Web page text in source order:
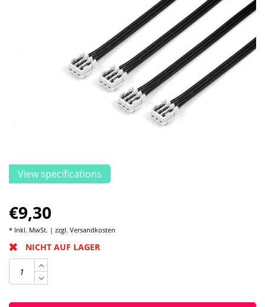
View specifications
€9,30
* Inkl. MwSt. | zzgl. Versandkosten
NICHT AUF LAGER